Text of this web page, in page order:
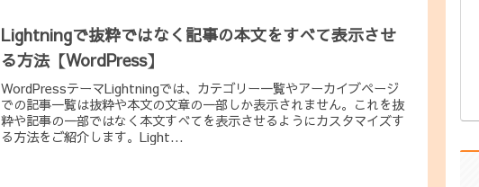
Lightningで抜粋ではなく記事の本文をすべて表示させ
る方法【WordPress】
WordPressテーマLightningでは、カテゴリー一覧やアーカイブページ
での記事一覧は抜粋や本文の文章の一部しか表示されません。これを抜
粋や記事の一部ではなく本文すべてを表示させるようにカスタマイズす
る方法をご紹介します。Light...